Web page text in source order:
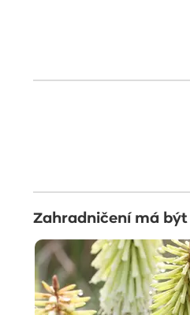
Zahradničení má